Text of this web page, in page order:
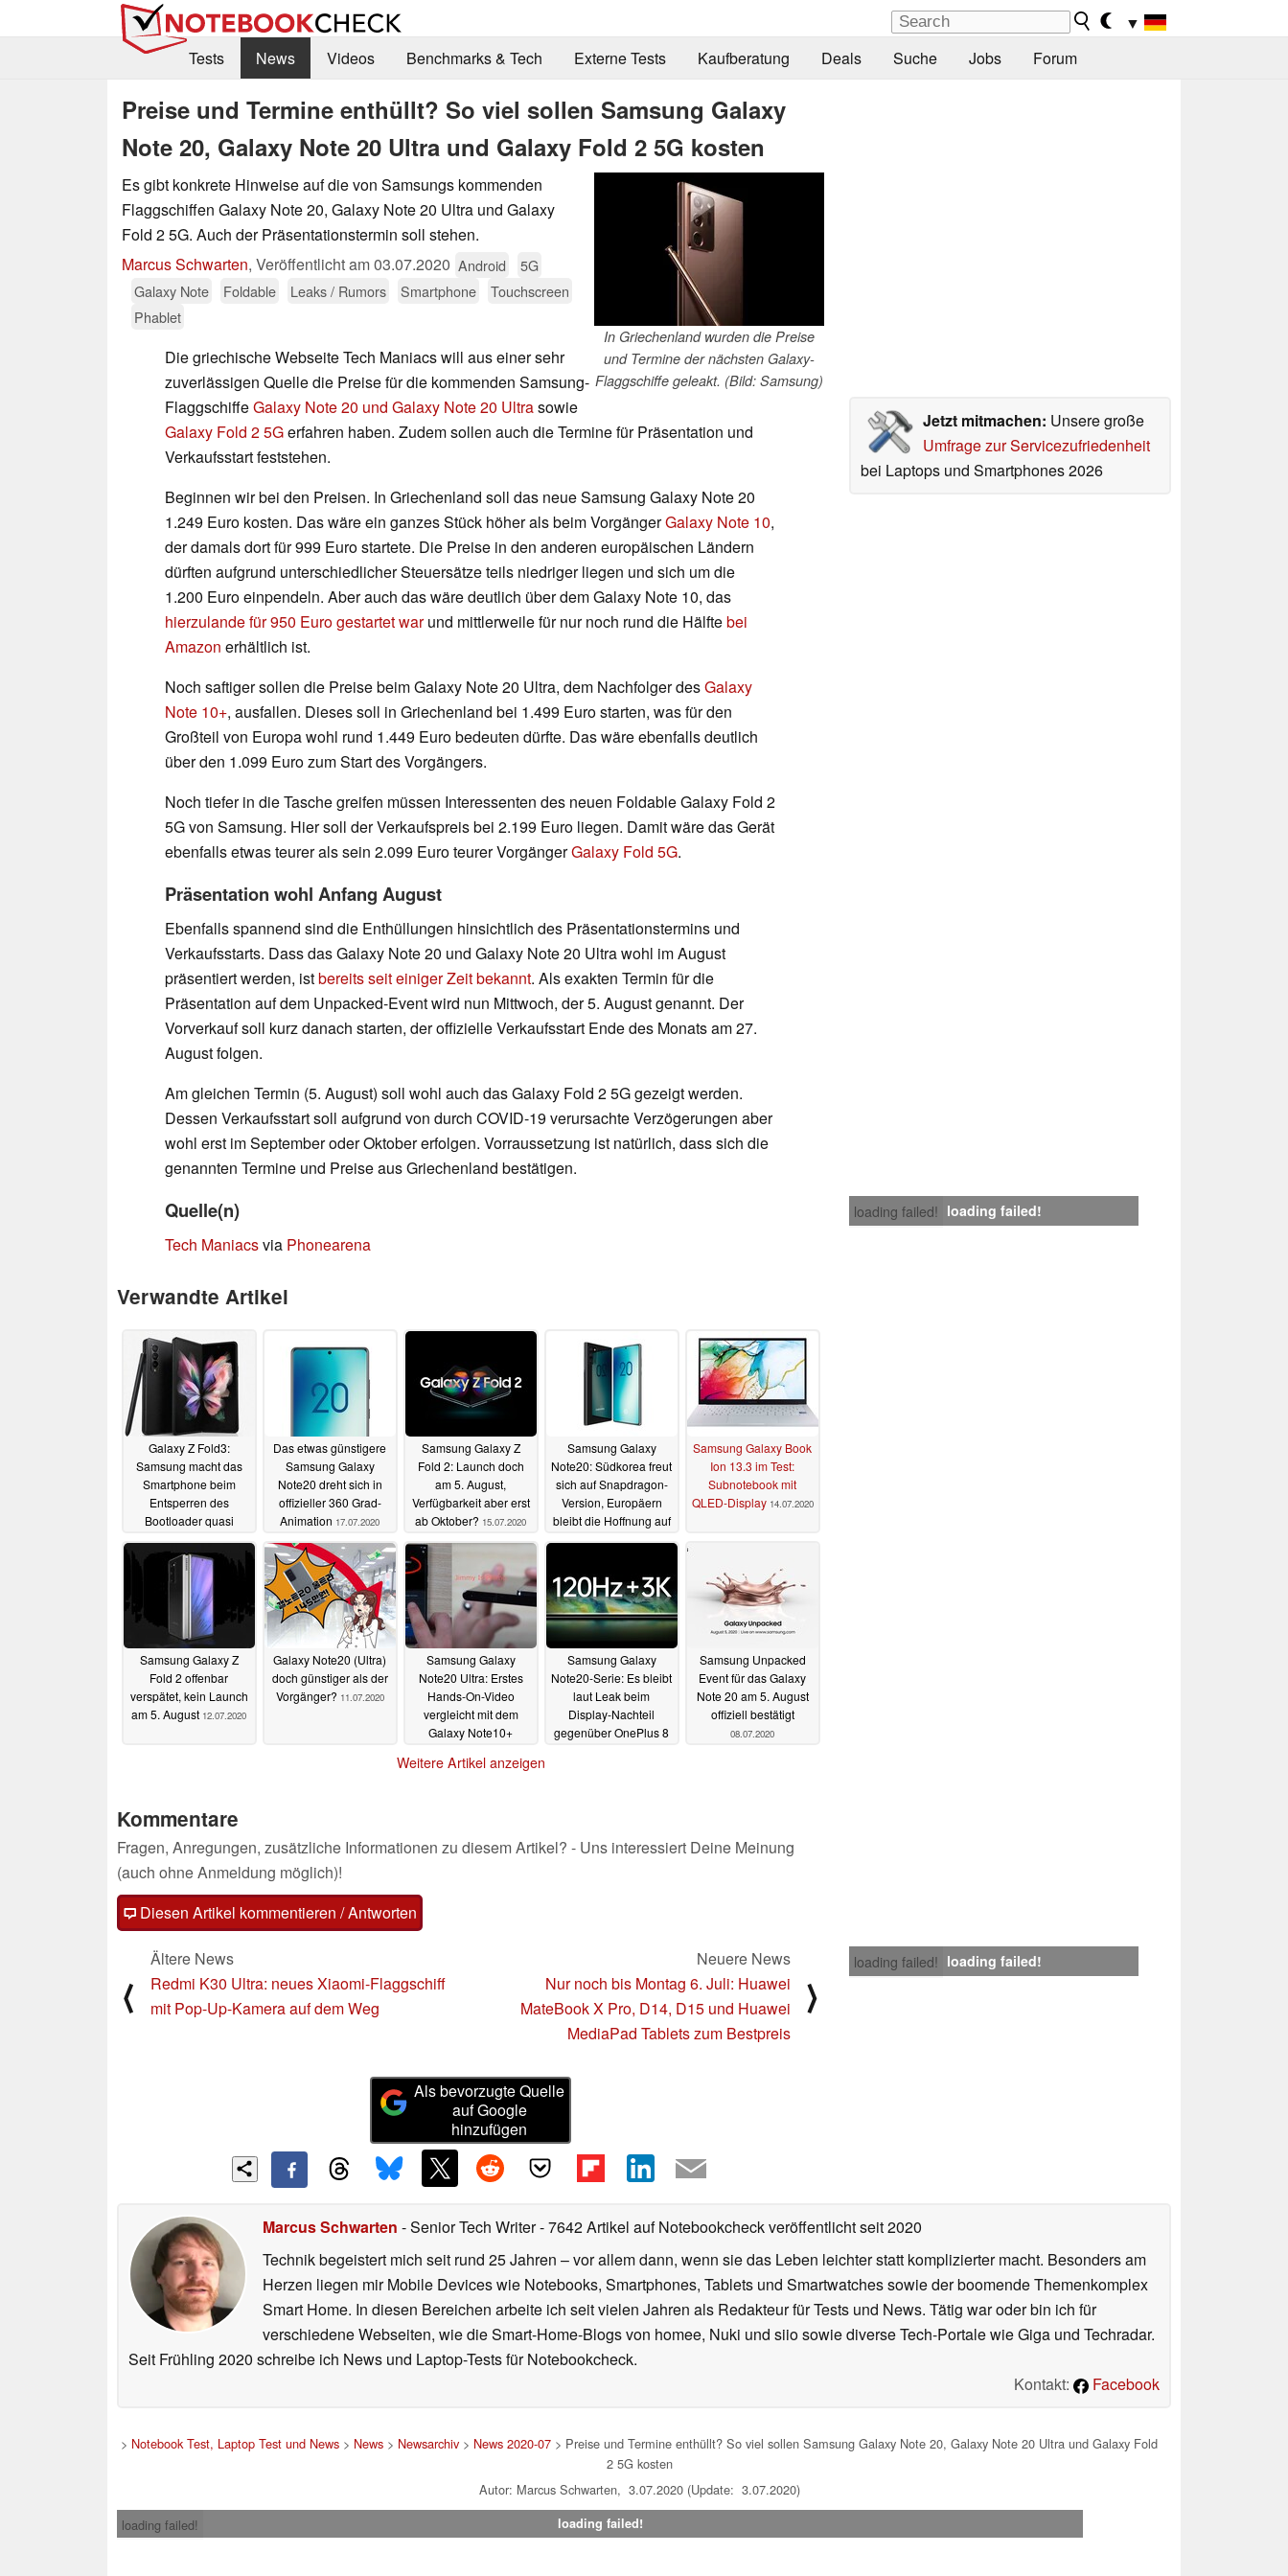
▼
Tests
News Videos Benchmarks & Tech Externe Tests Kaufberatung Deals Suche Jobs Forum
Preise und Termine enthüllt? So viel sollen Samsung Galaxy
Note 20, Galaxy Note 20 Ultra und Galaxy Fold 2 5G kosten
In Griechenland wurden die Preise
und Termine der nächsten Galaxy-
Flaggschiffe geleakt. (Bild: Samsung)
Es gibt konkrete Hinweise auf die von Samsungs kommenden
Flaggschiffen Galaxy Note 20, Galaxy Note 20 Ultra und Galaxy
Fold 2 5G. Auch der Präsentationstermin soll stehen.
Marcus Schwarten, Veröffentlicht am03.07.2020 Android
5G
Galaxy Note
Foldable Leaks / Rumors Smartphone
Touchscreen
Phablet
Jetzt mitmachen: Unsere große
Umfrage zur Servicezufriedenheit
bei Laptops und Smartphones 2026
Die griechische Webseite Tech Maniacs will aus einer sehr
zuverlässigen Quelle die Preise für die kommenden Samsung-
FlaggschiffeGalaxy Note 20 und Galaxy Note 20 Ultrasowie
Galaxy Fold 2 5Gerfahren haben. Zudem sollen auch die Termine für Präsentation und
Verkaufsstart feststehen.
Beginnen wir bei den Preisen. In Griechenland soll das neue Samsung Galaxy Note 20
1.249 Euro kosten. Das wäre ein ganzes Stück höher als beim VorgängerGalaxy Note 10,
der damals dort für 999 Euro startete. Die Preise in den anderen europäischen Ländern
dürften aufgrund unterschiedlicher Steuersätze teils niedriger liegen und sich um die
1.200 Euro einpendeln. Aber auch das wäre deutlich über dem Galaxy Note 10, das
hierzulande für 950 Euro gestartet warund mittlerweile für nur noch rund die Hälftebei
Amazon erhältlich ist.
Noch saftiger sollen die Preise beim Galaxy Note 20 Ultra, dem Nachfolger desGalaxy
Note 10+, ausfallen. Dieses soll in Griechenland bei 1.499 Euro starten, was für den
Großteil von Europa wohl rund 1.449 Euro bedeuten dürfte. Das wäre ebenfalls deutlich
über den 1.099 Euro zum Start des Vorgängers.
Noch tiefer in die Tasche greifen müssen Interessenten des neuen Foldable Galaxy Fold 2
5G von Samsung. Hier soll der Verkaufspreis bei 2.199 Euro liegen. Damit wäre das Gerät
ebenfalls etwas teurer als sein 2.099 Euro teurer VorgängerGalaxy Fold 5G.
Präsentation wohl Anfang August
Ebenfalls spannend sind die Enthüllungen hinsichtlich des Präsentationstermins und
Verkaufsstarts. Dass das Galaxy Note 20 und Galaxy Note 20 Ultra wohl im August
präsentiert werden, istbereits seit einiger Zeit bekannt. Als exakten Termin für die
Präsentation auf dem Unpacked-Event wird nun Mittwoch, der 5. August genannt. Der
Vorverkauf soll kurz danach starten, der offizielle Verkaufsstart Ende des Monats am 27.
August folgen.
Am gleichen Termin (5. August) soll wohl auch das Galaxy Fold 2 5Ggezeigt werden.
Dessen Verkaufsstart soll aufgrund von durch COVID-19 verursachte Verzögerungen aber
wohl erst im September oder Oktober erfolgen. Vorraussetzung ist natürlich, dass sich die
genannten Termine und Preise aus Griechenland bestätigen.
loading failed! loading failed!
Quelle(n)
Tech Maniacsvia Phonearena
Verwandte Artikel
Galaxy Z Fold3:
Samsung macht das
Smartphone beim
Entsperren des
Bootloader quasi
25.08.2021
Das etwas günstigere
Samsung Galaxy
Note20 dreht sich in
offizieller 360 Grad-
Animation 17.07.2020
Samsung Galaxy Z
Fold 2: Launch doch
am 5. August,
Verfügbarkeit aber erst
ab Oktober? 15.07.2020
Samsung Galaxy
Note20: Südkorea freut
sich auf Snapdragon-
Version, Europäern
bleibt die Hoffnung auf
Samsung Galaxy Book
Ion 13.3 im Test:
Subnotebook mit
QLED-Display 14.07.2020
Samsung Galaxy Z
Fold 2 offenbar
verspätet, kein Launch
am 5. August 12.07.2020
Galaxy Note20 (Ultra)
doch günstiger als der
Vorgänger? 11.07.2020
Samsung Galaxy
Note20 Ultra: Erstes
Hands-On-Video
vergleicht mit dem
Galaxy Note10+
Samsung Galaxy
Note20-Serie: Es bleibt
laut Leak beim
Display-Nachteil
gegenüber OnePlus 8
Samsung Unpacked
Event für das Galaxy
Note 20 am 5. August
offiziell bestätigt
08.07.2020
Weitere Artikel anzeigen
Kommentare
Fragen, Anregungen, zusätzliche Informationen zu diesem Artikel? - Uns interessiert Deine Meinung
(auch ohne Anmeldung möglich)!
Diesen Artikel kommentieren / Antworten
loading failed! loading failed!
⟨
Ältere News
Redmi K30 Ultra: neues Xiaomi-Flaggschiff
mit Pop-Up-Kamera auf dem Weg
Neuere News
Nur noch bis Montag 6. Juli: Huawei
MateBook X Pro, D14, D15 und Huawei
MediaPad Tablets zum Bestpreis
⟩
Als bevorzugte Quelle
auf Google
hinzufügen
Marcus Schwarten - Senior Tech Writer- 7642 Artikel auf Notebookcheck veröffentlichtseit 2020
Technik begeistert mich seit rund 25 Jahren – vor allem dann, wenn sie das Leben leichter statt komplizierter macht. Besonders am
Herzen liegen mir Mobile Devices wie Notebooks, Smartphones, Tablets und Smartwatches sowie der boomende Themenkomplex
Smart Home. In diesen Bereichen arbeite ich seit vielen Jahren als Redakteur für Tests und News. Tätig war oder bin ich für
verschiedene Webseiten, wie die Smart-Home-Blogs von homee, Nuki und siio sowie diverse Tech-Portale wie Giga und Techradar.
Seit Frühling 2020 schreibe ich News und Laptop-Tests für Notebookcheck.
Kontakt:
Facebook
> Notebook Test, Laptop Test und News > News > Newsarchiv > News 2020-07 > Preise und Termine enthüllt? So viel sollen Samsung Galaxy Note 20, Galaxy Note 20 Ultra und Galaxy Fold
2 5G kosten
Autor: Marcus Schwarten, 3.07.2020 (Update: 3.07.2020)
loading failed!
loading failed!